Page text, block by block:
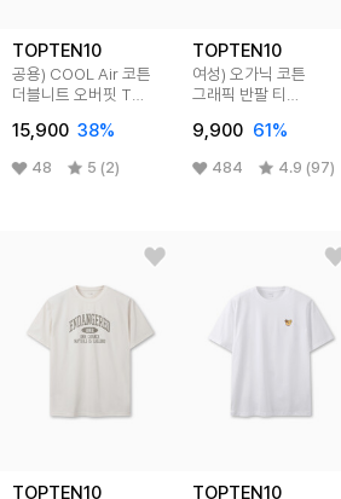
TOPTEN10
공용) COOL Air 코튼
더블니트 오버핏 T
15,900 38%
48 5 (2)
TOPTEN10
여성) 오가닉 코튼
그래픽 반팔 티
9,900 61%
484 4.9 (97)
TOPTEN10 TOPTEN10